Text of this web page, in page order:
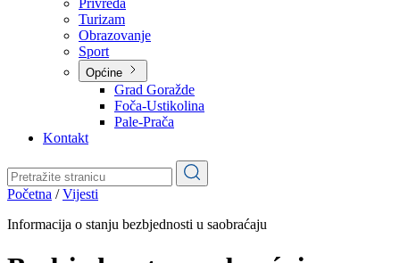
Simboli kantona (Grb, zastava)
Historija (digitalni muzej)
Privreda
Turizam
Obrazovanje
Općine
Pale-Prača
Kontakt